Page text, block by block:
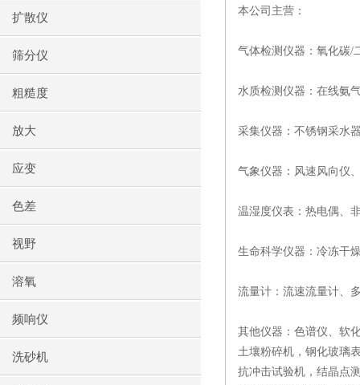
扩散仪
筛分仪
粗糙度
放大
应变
色差
视野
溶氧
频响仪
洗砂机
本公司主营：
气体检测仪器：氧化碳/
水质检测仪器：在线氨
采集仪器：不锈钢采水
气象仪器：风速风向仪
温湿度仪表：热电偶、
生命科学仪器：冷冻干
流量计：流速流量计、
其他仪器：色谱仪、软
土壤粉碎机，钢化玻璃
抗冲击试验机，结晶点